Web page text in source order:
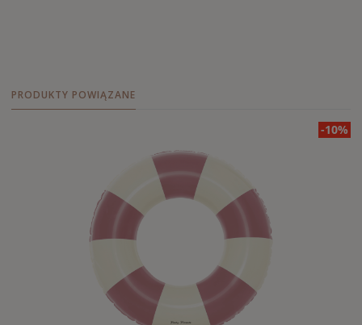
PRODUKTY POWIĄZANE
-10%